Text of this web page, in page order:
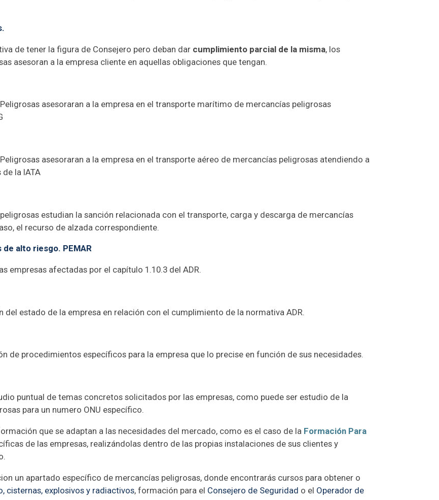
de tener la figura de Consejero pero deban dar cumplimiento parcial de la misma, los
asesoran a la empresa cliente en aquellas obligaciones que tengan.
asesoraran a la empresa en el transporte marítimo de mercancías peligrosas
asesoraran a la empresa en el transporte aéreo de mercancías peligrosas atendiendo a
la IATA
estudian la sanción relacionada con el transporte, carga y descarga de mercancías
el recurso de alzada correspondiente.
alto riesgo. PEMAR
empresas afectadas por el capítulo 1.10.3 del ADR.
estado de la empresa en relación con el cumplimiento de la normativa ADR.
de procedimientos específicos para la empresa que lo precise en función de sus necesidades.
puntual de temas concretos solicitados por las empresas, como puede ser estudio de la
para un numero ONU específico.
que se adaptan a las necesidades del mercado, como es el caso de la Formación Para
de las empresas, realizándolas dentro de las propias instalaciones de sus clientes y
un apartado específico de mercancías peligrosas, donde encontrarás cursos para obtener o
cisternas, explosivos y radiactivos, formación para el Consejero de Seguridad o el Operador de